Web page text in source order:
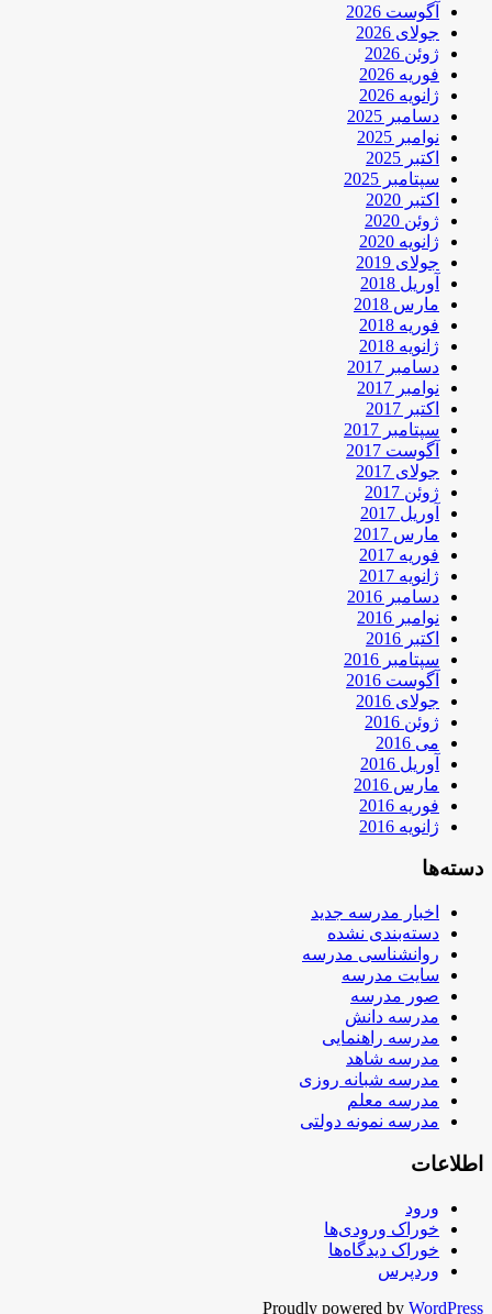
آگوست 2026
جولای 2026
ژوئن 2026
فوریه 2026
ژانویه 2026
دسامبر 2025
نوامبر 2025
اکتبر 2025
سپتامبر 2025
اکتبر 2020
ژوئن 2020
ژانویه 2020
جولای 2019
آوریل 2018
مارس 2018
فوریه 2018
ژانویه 2018
دسامبر 2017
نوامبر 2017
اکتبر 2017
سپتامبر 2017
آگوست 2017
جولای 2017
ژوئن 2017
آوریل 2017
مارس 2017
فوریه 2017
ژانویه 2017
دسامبر 2016
نوامبر 2016
اکتبر 2016
سپتامبر 2016
آگوست 2016
جولای 2016
ژوئن 2016
می 2016
آوریل 2016
مارس 2016
فوریه 2016
ژانویه 2016
دسته‌ها
اخبار مدرسه جدید
دسته‌بندی نشده
روانشناسی مدرسه
سایت مدرسه
صور مدرسه
مدرسه دانش
مدرسه راهنمایی
مدرسه شاهد
مدرسه شبانه روزی
مدرسه معلم
مدرسه نمونه دولتی
اطلاعات
ورود
خوراک ورودی‌ها
خوراک دیدگاه‌ها
وردپرس
Proudly powered by WordPress